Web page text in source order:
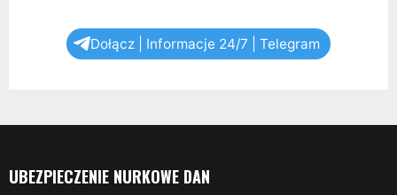
Dołącz | Informacje 24/7 | Telegram
UBEZPIECZENIE NURKOWE DAN